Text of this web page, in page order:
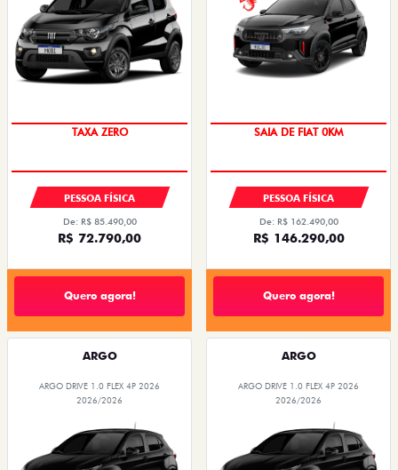
TAXA ZERO
PESSOA FÍSICA
De: R$ 85.490,00
R$ 72.790,00
Quero agora!
SAIA DE FIAT 0KM
PESSOA FÍSICA
De: R$ 162.490,00
R$ 146.290,00
Quero agora!
ARGO
ARGO DRIVE 1.0 FLEX 4P 2026
2026/2026
ARGO
ARGO DRIVE 1.0 FLEX 4P 2026
2026/2026